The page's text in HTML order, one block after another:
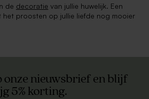
de decoratie van jullie huwelijk. Een
het proosten op jullie liefde nog mooier
onze nieuwsbrief en blijf
5% korting.